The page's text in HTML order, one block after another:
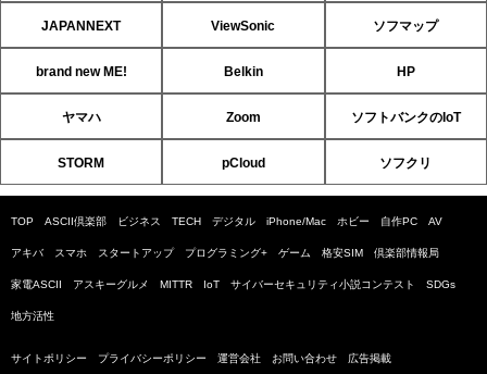
JAPANNEXT ViewSonic ソフマップ
brand new ME! Belkin HP
ヤマハ Zoom ソフトバンクのIoT
STORM pCloud ソフクリ
TOP ASCII倶楽部 ビジネス TECH デジタル iPhone/Mac ホビー 自作PC AV
アキバ スマホ スタートアップ プログラミング+ ゲーム 格安SIM 倶楽部情報局
家電ASCII アスキーグルメ MITTR IoT サイバーセキュリティ小説コンテスト SDGs
地方活性
サイトポリシー プライバシーポリシー 運営会社 お問い合わせ 広告掲載